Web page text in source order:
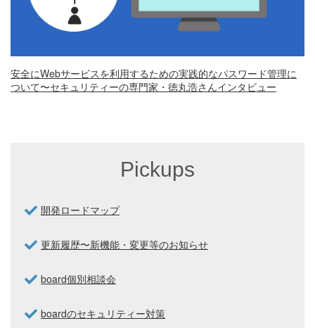
安全にWebサービスを利用するための実践的なパスワード管理に
ついて〜セキュリティーの専門家・徳丸浩さんインタビュー
Pickups
開発ロードマップ
更新履歴〜新機能・変更等のお知らせ
board個別相談会
boardのセキュリティー対策